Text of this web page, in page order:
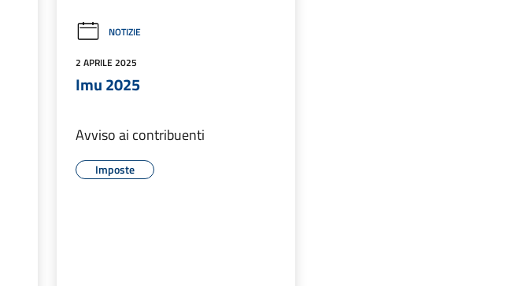
NOTIZIE
2 APRILE 2025
Imu 2025
Avviso ai contribuenti
Imposte